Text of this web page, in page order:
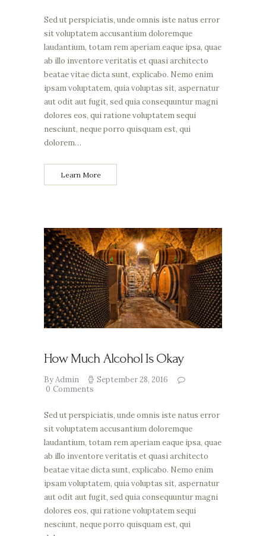
Sed ut perspiciatis, unde omnis iste natus error
sit voluptatem accusantium doloremque
laudantium, totam rem aperiam eaque ipsa, quae
ab illo inventore veritatis et quasi architecto
beatae vitae dicta sunt, explicabo. Nemo enim
ipsam voluptatem, quia voluptas sit, aspernatur
aut odit aut fugit, sed quia consequuntur magni
dolores eos, qui ratione voluptatem sequi
nesciunt, neque porro quisquam est, qui
dolorem…
Learn More
How Much Alcohol Is Okay
By Admin
September 28, 2016
0 Comments
Sed ut perspiciatis, unde omnis iste natus error
sit voluptatem accusantium doloremque
laudantium, totam rem aperiam eaque ipsa, quae
ab illo inventore veritatis et quasi architecto
beatae vitae dicta sunt, explicabo. Nemo enim
ipsam voluptatem, quia voluptas sit, aspernatur
aut odit aut fugit, sed quia consequuntur magni
dolores eos, qui ratione voluptatem sequi
nesciunt, neque porro quisquam est, qui